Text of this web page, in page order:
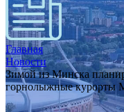
Главная
Новости
Зимой из Минска
горнолыжные курорты